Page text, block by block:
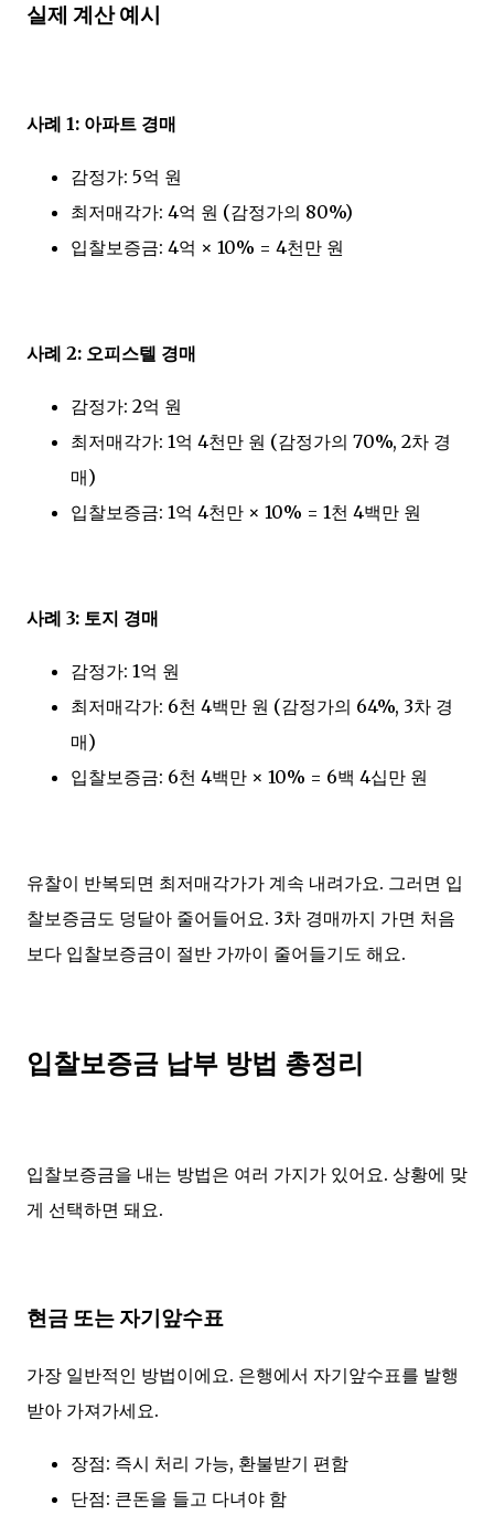
실제 계산 예시
사례 1: 아파트 경매
감정가: 5억 원
최저매각가: 4억 원 (감정가의 80%)
입찰보증금: 4억 × 10% = 4천만 원
사례 2: 오피스텔 경매
감정가: 2억 원
최저매각가: 1억 4천만 원 (감정가의 70%, 2차 경
매)
입찰보증금: 1억 4천만 × 10% = 1천 4백만 원
사례 3: 토지 경매
감정가: 1억 원
최저매각가: 6천 4백만 원 (감정가의 64%, 3차 경
매)
입찰보증금: 6천 4백만 × 10% = 6백 4십만 원
유찰이 반복되면 최저매각가가 계속 내려가요. 그러면 입
찰보증금도 덩달아 줄어들어요. 3차 경매까지 가면 처음
보다 입찰보증금이 절반 가까이 줄어들기도 해요.
입찰보증금 납부 방법 총정리
입찰보증금을 내는 방법은 여러 가지가 있어요. 상황에 맞
게 선택하면 돼요.
현금 또는 자기앞수표
가장 일반적인 방법이에요. 은행에서 자기앞수표를 발행
받아 가져가세요.
장점: 즉시 처리 가능, 환불받기 편함
단점: 큰돈을 들고 다녀야 함